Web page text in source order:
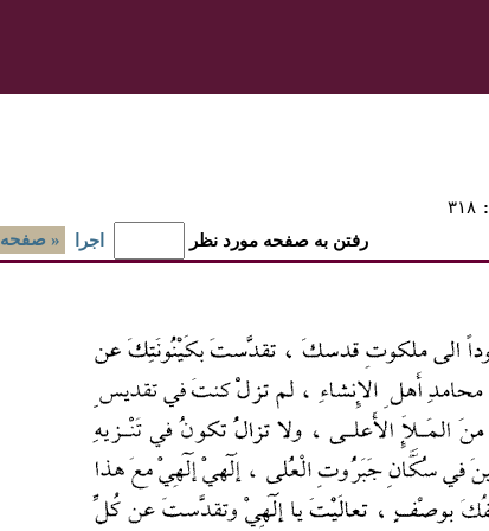
۳۱۸
صفحه قبل » رفتن به صفحه مورد نظر
اجرا